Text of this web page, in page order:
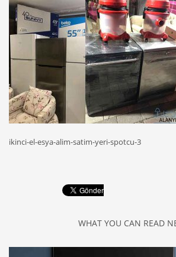
ikinci-el-esya-alim-satim-yeri-spotcu-3
WHAT YOU CAN READ